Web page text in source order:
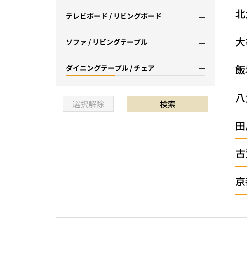
テレビボード / リビングボード
ソファ / リビングテーブル
ダイニングテーブル / チェア
選択解除 検索